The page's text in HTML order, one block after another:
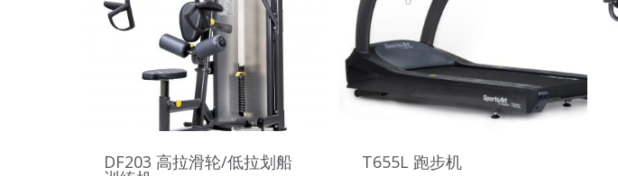
DF203 高拉滑轮/低拉划船 T655L 跑步机